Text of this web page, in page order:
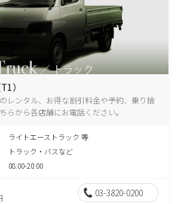
）
レンタル、お得な割引料金や予約、乗り捨
らから各店舗にお電話ください。
ライトエーストラック 等
トラック・バスなど
08:00-20:00
03-3820-0200